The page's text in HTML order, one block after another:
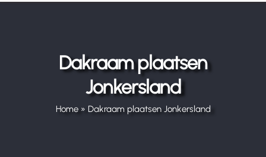
Dakraam plaatsen
Jonkersland
Home» Dakraam plaatsen Jonkersland